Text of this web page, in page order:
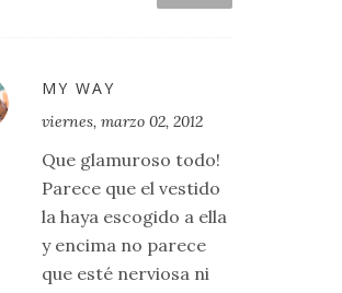
MY WAY
viernes, marzo 02, 2012
Que glamuroso todo!
Parece que el vestido
la haya escogido a ella
y encima no parece
que esté nerviosa ni